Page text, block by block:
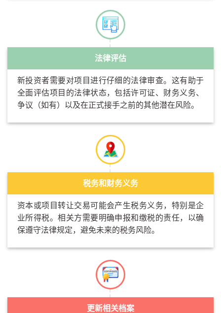
法律评估
新投资者需要对项目进行仔细的法律审查。这有助于
全面评估项目的法律状态，包括许可证、财务义务、
争议（如有）以及在正式接手之前的其他潜在风险。
税务和财务义务
资本或项目转让交易可能会产生税务义务，特别是企
业所得税。相关方需要明确申报和缴税的责任，以确
保遵守法律规定，避免未来的税务风险。
更新相关档案